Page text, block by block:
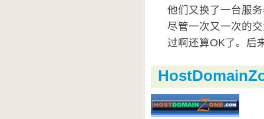
他们又换了一台服
尽管一次又一次的
过啊还算OK了。后